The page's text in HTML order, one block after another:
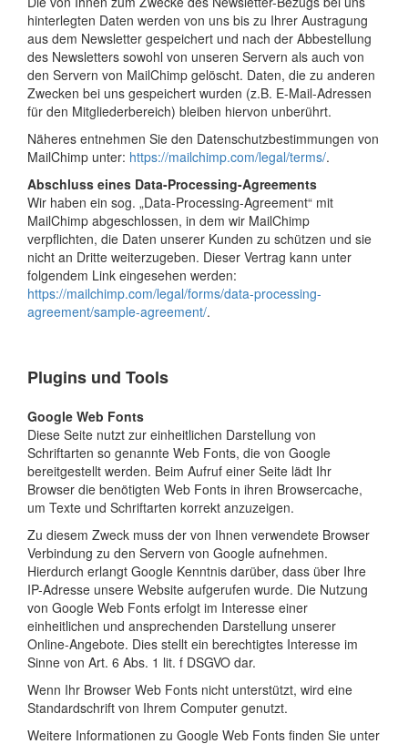
hinterlegten Daten werden von uns bis zu Ihrer Austragung
aus dem Newsletter gespeichert und nach der Abbestellung
des Newsletters sowohl von unseren Servern als auch von
den Servern von MailChimp gelöscht. Daten, die zu anderen
Zwecken bei uns gespeichert wurden (z.B. E-Mail-Adressen
für den Mitgliederbereich) bleiben hiervon unberührt.
Näheres entnehmen Sie den Datenschutzbestimmungen von
MailChimp unter: https://mailchimp.com/legal/terms/.
Abschluss eines Data-Processing-Agreements
Wir haben ein sog. „Data-Processing-Agreement“ mit
MailChimp abgeschlossen, in dem wir MailChimp
verpflichten, die Daten unserer Kunden zu schützen und sie
nicht an Dritte weiterzugeben. Dieser Vertrag kann unter
folgendem Link eingesehen werden:
https://mailchimp.com/legal/forms/data-processing-
agreement/sample-agreement/.
Plugins und Tools
Google Web Fonts
Diese Seite nutzt zur einheitlichen Darstellung von
Schriftarten so genannte Web Fonts, die von Google
bereitgestellt werden. Beim Aufruf einer Seite lädt Ihr
Browser die benötigten Web Fonts in ihren Browsercache,
um Texte und Schriftarten korrekt anzuzeigen.
Zu diesem Zweck muss der von Ihnen verwendete Browser
Verbindung zu den Servern von Google aufnehmen.
Hierdurch erlangt Google Kenntnis darüber, dass über Ihre
IP-Adresse unsere Website aufgerufen wurde. Die Nutzung
von Google Web Fonts erfolgt im Interesse einer
einheitlichen und ansprechenden Darstellung unserer
Online-Angebote. Dies stellt ein berechtigtes Interesse im
Sinne von Art. 6 Abs. 1 lit. f DSGVO dar.
Wenn Ihr Browser Web Fonts nicht unterstützt, wird eine
Standardschrift von Ihrem Computer genutzt.
Weitere Informationen zu Google Web Fonts finden Sie unter